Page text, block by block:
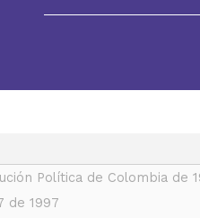
Política de Colombia de
de 1997